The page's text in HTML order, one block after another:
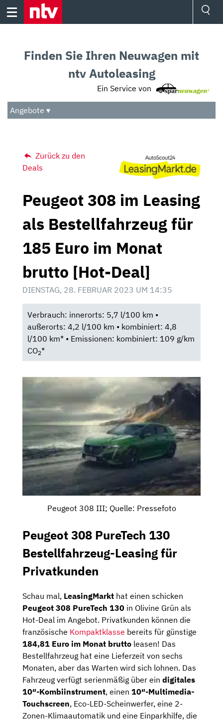
Skip
Audio
Das Beste
Finden Sie Ihren Neuwagen mit
ntv Autoleasing
Ein Service von
Angebote ▾
Zurück zu den
Deals
Peugeot 308 im Leasing
als Bestellfahrzeug für
185 Euro im Monat
brutto [Hot-Deal]
DIENSTAG, 28. FEBRUAR 2023 UM 14:35
Verbrauch: innerorts: 5,7 l/100 km •
außerorts: 4,2 l/100 km • kombiniert: 4,8
l/100 km* • Emissionen: kombiniert: 109 g/km
CO2*
Peugeot 308 III; Quelle: Pressefoto
Peugeot 308 PureTech 130
Bestellfahrzeug-Leasing für
Privatkunden
Schau mal, LeasingMarkt hat einen schicken
Peugeot 308 PureTech 130 in Olivine Grün als
Hot-Deal im Angebot. Privatkunden können die
französische Kompaktklasse bereits für günstige
184,81 Euro im Monat brutto leasen! Das
Bestellfahrzeug hat eine Lieferzeit von sechs
Monaten, aber das Warten wird sich lohnen. Das
Fahrzeug verfügt serienmäßig über ein digitales
10″-Kombiinstrument, einen 10″-Multimedia-
Touchscreen, Eco-LED-Scheinwerfer, eine 2-
Zonen-Klimaautomatik und eine Einparkhilfe, die